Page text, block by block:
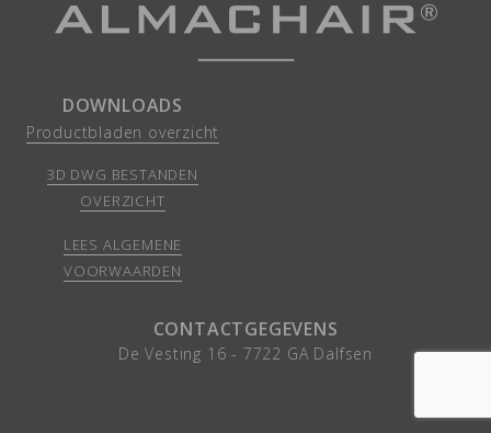
DOWNLOADS
Productbladen overzicht
3D DWG BESTANDEN
OVERZICHT
LEES ALGEMENE
VOORWAARDEN
CONTACTGEGEVENS
De Vesting 16 - 7722 GA Dalfsen